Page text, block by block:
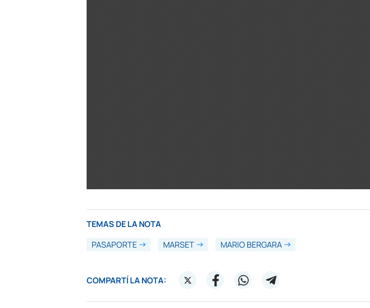
TEMAS DE LA NOTA
PASAPORTE
MARSET MARIO BERGARA
COMPARTÍ LA NOTA: